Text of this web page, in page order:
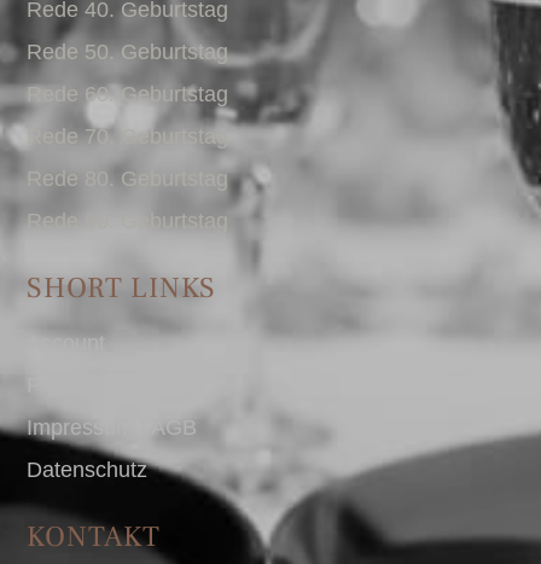
Rede 40. Geburtstag
Rede 50. Geburtstag
Rede 60. Geburtstag
Rede 70. Geburtstag
Rede 80. Geburtstag
Rede 90. Geburtstag
SHORT LINKS
Account
Impressum I AGB
Datenschutz
KONTAKT